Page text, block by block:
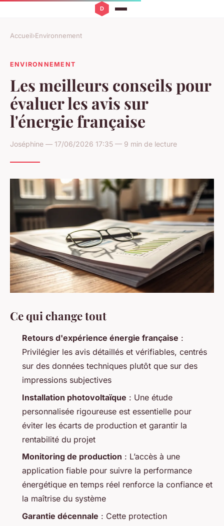
Accueil›Environnement
ENVIRONNEMENT
Les meilleurs conseils pour
évaluer les avis sur
l'énergie française
Joséphine — 17/06/2026 17:35 — 9 min de lecture
Ce qui change tout
Retours d'expérience énergie française :
Privilégier les avis détaillés et vérifiables, centrés
sur des données techniques plutôt que sur des
impressions subjectives
Installation photovoltaïque : Une étude
personnalisée rigoureuse est essentielle pour
éviter les écarts de production et garantir la
rentabilité du projet
Monitoring de production : L’accès à une
application fiable pour suivre la performance
énergétique en temps réel renforce la confiance et
la maîtrise du système
Garantie décennale : Cette protection